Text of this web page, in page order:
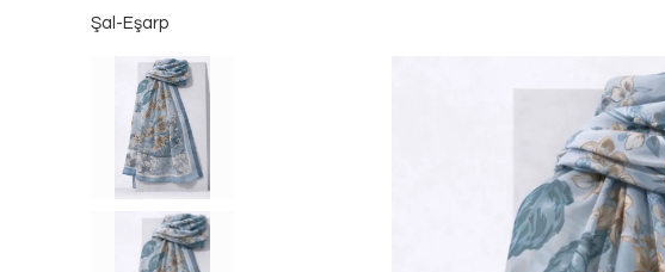
Şal-Eşarp